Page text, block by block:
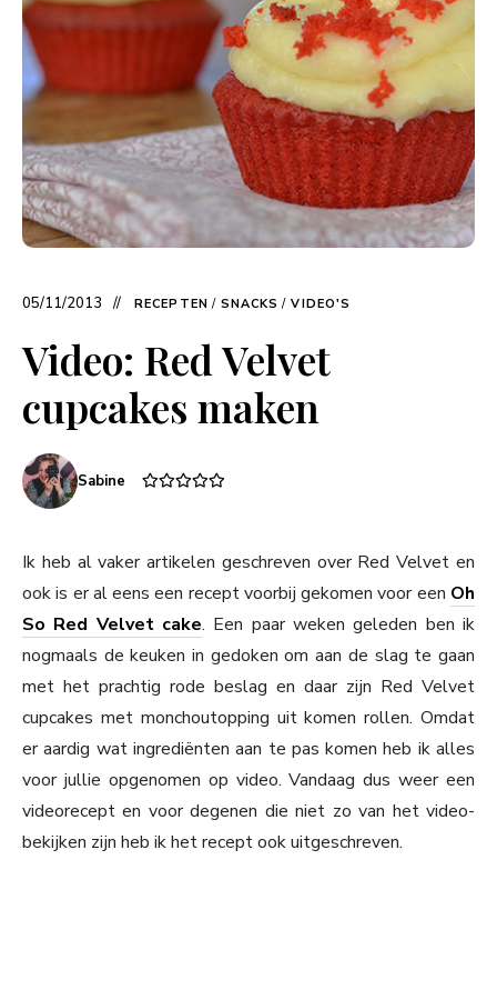
05/11/2013 RECEPTEN / SNACKS / VIDEO'S
Video: Red Velvet
cupcakes maken
Sabine
Ik heb al vaker artikelen geschreven over Red Velvet en
ook is er al eens een recept voorbij gekomen voor een Oh
So Red Velvet cake. Een paar weken geleden ben ik
nogmaals de keuken in gedoken om aan de slag te gaan
met het prachtig rode beslag en daar zijn Red Velvet
cupcakes met monchoutopping uit komen rollen. Omdat
er aardig wat ingrediënten aan te pas komen heb ik alles
voor jullie opgenomen op video. Vandaag dus weer een
videorecept en voor degenen die niet zo van het video-
bekijken zijn heb ik het recept ook uitgeschreven.